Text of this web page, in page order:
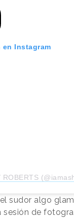
Instagram
sudor algo
sesión de